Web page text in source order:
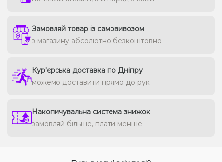
Замовляй товар із самовивозом
з магазину абсолютно безкоштовно
Кур'єрська доставка по Дніпру
можемо доставити прямо до рук
Накопичувальна система знижок
замовляй більше, плати менше